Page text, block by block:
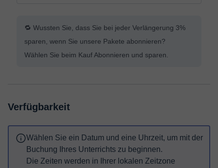
🔁 Wussten Sie, dass Sie bei jeder Verlängerung 3%
sparen, wenn Sie unsere Pakete abonnieren?
Wählen Sie beim Kauf Abonnieren und sparen.
Verfügbarkeit
Wählen Sie ein Datum und eine Uhrzeit, um mit der
Buchung Ihres Unterrichts zu beginnen.
Die Zeiten werden in Ihrer lokalen Zeitzone